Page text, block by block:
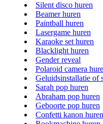
Silent disco huren
Beamer huren
Paintball huren
Lasergame huren
Karaoke set huren
Blacklight huren
Gender reveal
Polaroid camera
Geluidsinstallatie of
Sarah pop huren
Abraham pop huren
Geboorte pop huren
Confetti kanon huren